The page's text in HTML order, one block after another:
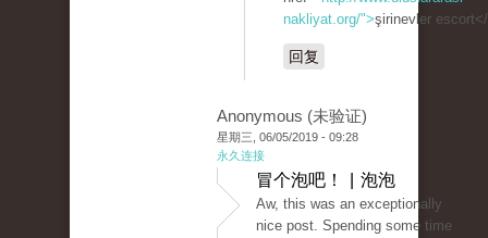
nakliyat.org/">şirinevler
回复
Anonymous (未验证)
星期三, 06/05/2019 - 09:28
永久连接
冒个泡吧！ | 泡泡
Aw, this was an exceptionally
nice post. Spending some time